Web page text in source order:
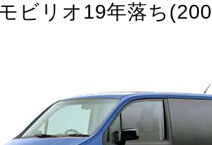
ビリオ19年落ち